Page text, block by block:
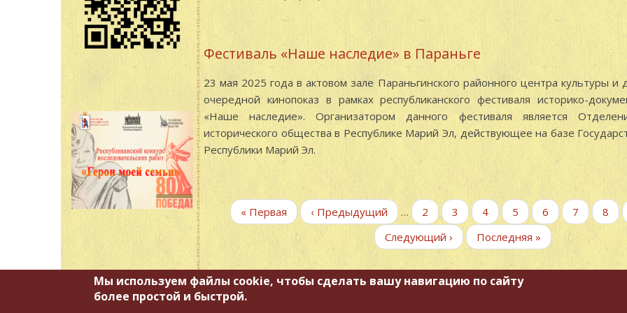
Фестиваль «Наше наследие» в Параньге
23 мая 2025 года в актовом зале Параньгинского районного центра культуры и
очередной кинопоказ в рамках республиканского фестиваля историко-
«Наше наследие». Организатором данного фестиваля является
исторического общества в Республике Марий Эл, действующее на базе
Республики Марий Эл.
Нумерация
страниц
Первая
страница
« Первая ←
‹ Предыдущий … Page
2 Page
3 Page
4 Page
5
Текущая
страница
6 Page
7 Page
8
Следующая
страница
Следующий ›
Последняя
страница
Последняя »
Мы используем файлы cookie, чтобы сделать вашу навигацию по сайту
более простой и быстрой.